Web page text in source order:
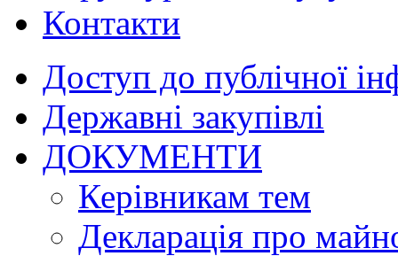
Контакти
Доступ до публічної
Державні закупівлі
ДОКУМЕНТИ
Керівникам тем
Декларація про